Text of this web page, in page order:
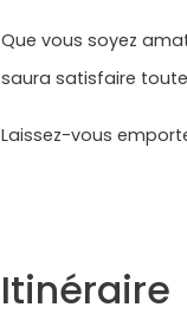
Que vous soyez
saura satisfaire
Laissez-vous
Itinéraire